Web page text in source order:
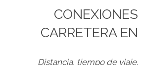
CONEXIONES
CARRETERA
Distancia, tiempo de viaje,